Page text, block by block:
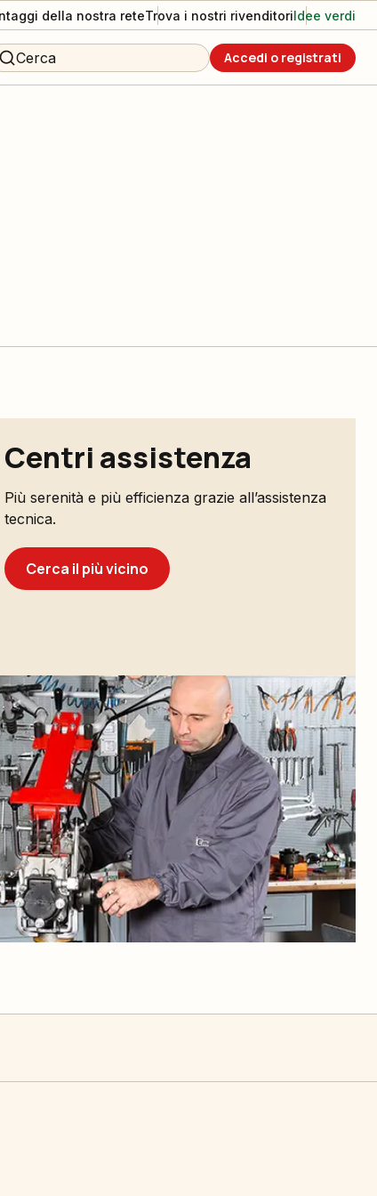
della nostra reteTrova i nostri rivenditoriIdee verdi
Cerca Accedi o registrati
Centri assistenza
Più serenità e più efficienza grazie all’assistenza
tecnica.
Cerca il più vicino